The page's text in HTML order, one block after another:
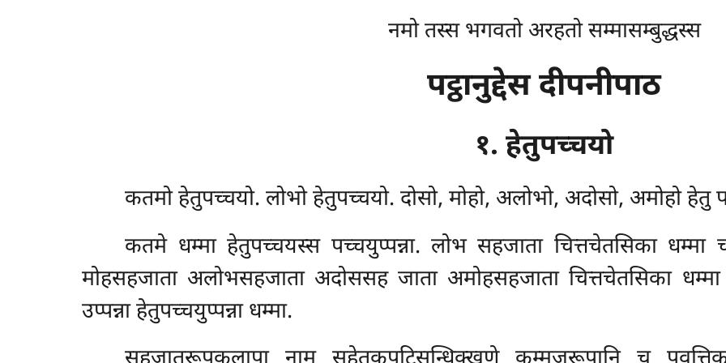
नमो तस्स भगवतो अरहतो सम्मासम्बुद्धस्स
पट्ठानुद्देस दीपनीपाठ
१. हेतुपच्चयो
कतमोहेतुपच्चयो. लोभो हेतुपच्चयो. दोसो, मोहो, अलोभो, अदोसो, अमोहो हेतु
कतमे धम्मा हेतुपच्चयस्स पच्चयुप्पन्ना. लोभ सहजाता चित्तचेतसिका
मोहसहजाता अलोभसहजाता अदोससह जाता अमोहसहजाता चित्तचेतसिका
उप्पन्ना हेतुपच्चयुप्पन्ना धम्मा.